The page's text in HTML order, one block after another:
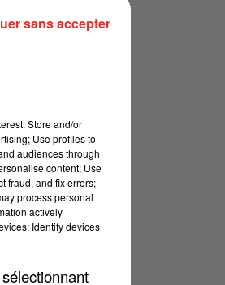
de Rouen
Lyon
de Dijon
Toulouse
Genève
Bruxelles
de Lille
Store and/or
Use profiles to
audiences through
content; Use
fraud, and fix errors;
process personal
actively
Identify devices
sans accepter